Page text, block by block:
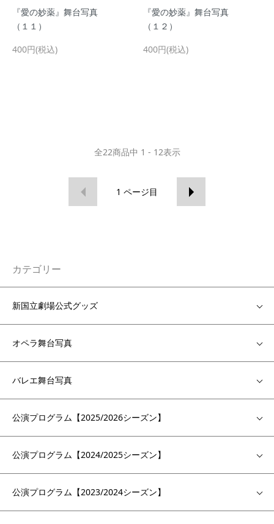
『愛の妙薬』舞台写真
（１１）
400円(税込)
『愛の妙薬』舞台写真
（１２）
400円(税込)
全22商品中 1 - 12表示
1 ページ目
カテゴリー
新国立劇場公式グッズ
オペラ舞台写真
バレエ舞台写真
公演プログラム【2025/2026シーズン】
公演プログラム【2024/2025シーズン】
公演プログラム【2023/2024シーズン】